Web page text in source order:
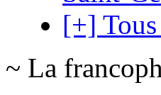
[+]
~ La